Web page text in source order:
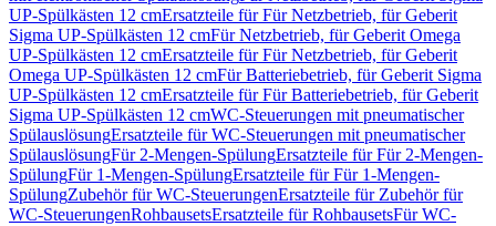
UP-Spülkästen 12 cmErsatzteile für Für Netzbetrieb, für Geberit
Sigma UP-Spülkästen 12 cmFür Netzbetrieb, für Geberit Omega
UP-Spülkästen 12 cmErsatzteile für Für Netzbetrieb, für Geberit
Omega UP-Spülkästen 12 cmFür Batteriebetrieb, für Geberit Sigma
UP-Spülkästen 12 cmErsatzteile für Für Batteriebetrieb, für Geberit
Sigma UP-Spülkästen 12 cmWC-Steuerungen mit pneumatischer
SpülauslösungErsatzteile für WC-Steuerungen mit pneumatischer
SpülauslösungFür 2-Mengen-SpülungErsatzteile für Für 2-Mengen-
SpülungFür 1-Mengen-SpülungErsatzteile für Für 1-Mengen-
SpülungZubehör für WC-SteuerungenErsatzteile für Zubehör für
WC-SteuerungenRohbausetsErsatzteile für RohbausetsFür WC-